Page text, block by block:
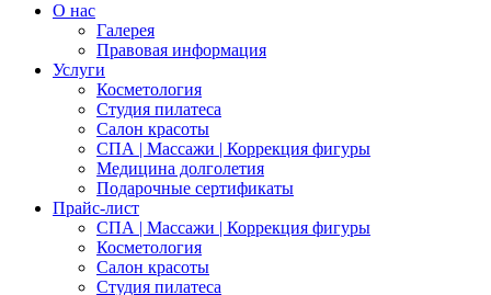
О нас
Галерея
Правовая информация
Услуги
Косметология
Студия пилатеса
Салон красоты
СПА | Массажи | Коррекция фигуры
Медицина долголетия
Подарочные сертификаты
Прайс-лист
СПА | Массажи | Коррекция фигуры
Косметология
Салон красоты
Студия пилатеса